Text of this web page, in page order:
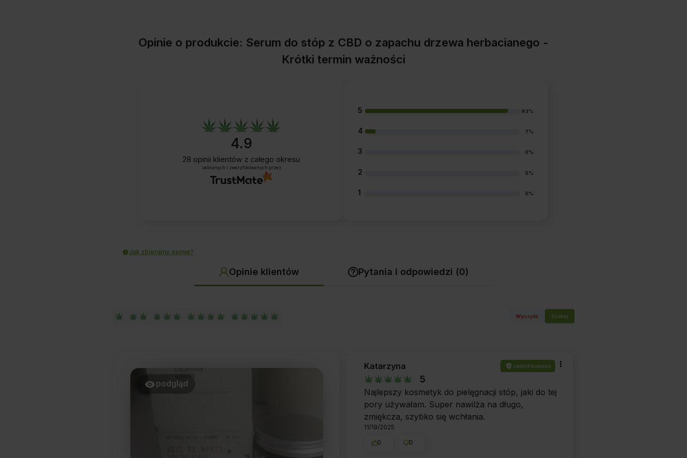
Opinie o produkcie: Serum do stóp z CBD o zapachu drzewa herbacianego -
Krótki termin ważności
4.9
28 opinii klientów z całego okresu
zebranych i zweryfikowanych przez
5 93%
4 7%
3 0%
2 0%
1 0%
Jak zbieramy opinie?
Opinie klientów Pytania i odpowiedzi (0)
Wyczyść Szukaj
podgląd
Katarzyna zweryfikowano
5
Najlepszy kosmetyk do pielęgnacji stóp, jaki do tej
pory używałam. Super nawilża na długo,
zmiękcza, szybko się wchłania.
11/19/2025
0 0